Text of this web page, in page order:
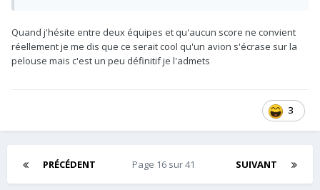
Quand j'hésite entre deux équipes et qu'aucun score ne convient
réellement je me dis que ce serait cool qu'un avion s'écrase sur la
pelouse mais c'est un peu définitif je l'admets
3
PRÉCÉDENT SUIVANT
Page 16 sur 41